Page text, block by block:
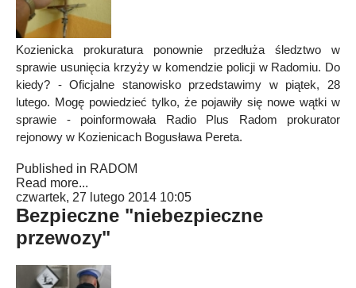
Kozienicka prokuratura ponownie przedłuża śledztwo w
sprawie usunięcia krzyży w komendzie policji w Radomiu. Do
kiedy? - Oficjalne stanowisko przedstawimy w piątek, 28
lutego. Mogę powiedzieć tylko, że pojawiły się nowe wątki w
sprawie - poinformowała Radio Plus Radom prokurator
rejonowy w Kozienicach Bogusława Pereta.
Published in RADOM
Read more...
czwartek, 27 lutego 2014 10:05
Bezpieczne "niebezpieczne
przewozy"